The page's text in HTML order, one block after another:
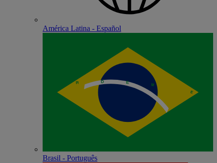
América Latina - Español
Brasil - Português